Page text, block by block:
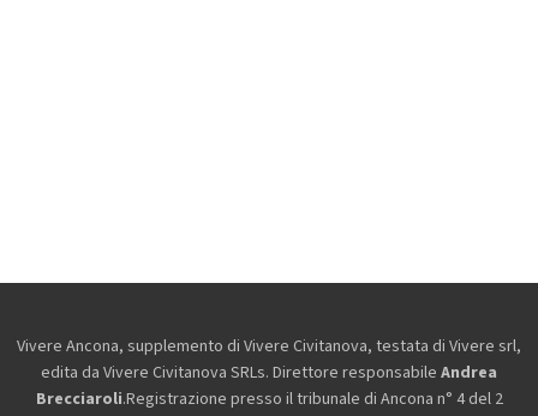
Vivere Ancona, supplemento di Vivere Civitanova, testata di Vivere srl,
edita da Vivere Civitanova SRLs. Direttore responsabile Andrea
Brecciaroli.Registrazione presso il tribunale di Ancona n° 4 del 2